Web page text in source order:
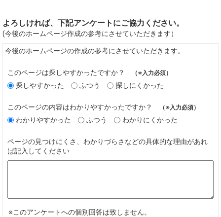
よろしければ、下記アンケートにご協力ください。
(今後のホームページ作成の参考にさせていただきます）
今後のホームページの作成の参考にさせていただきます。
このページは探しやすかったですか？ （※入力必須）
探しやすかった ふつう 探しにくかった
このページの内容はわかりやすかったですか？ （※入力必須）
わかりやすかった ふつう わかりにくかった
ページの見つけにくさ、わかりづらさなどの具体的な理由があれ
ば記入してください
※このアンケートへの個別回答は致しません。